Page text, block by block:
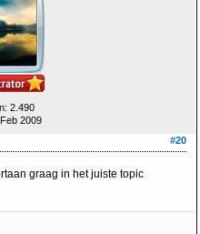
2.490
2009
#20
graag in het juiste topic